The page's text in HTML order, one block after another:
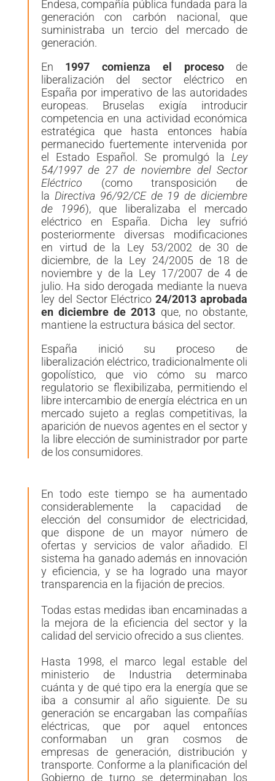
Endesa, compañía pública fundada para la
generación con carbón nacional, que
suministraba un tercio del mercado de
generación.
En 1997 comienza el procesode
liberalización del sector eléctrico en
España por imperativo de las autoridades
europeas. Bruselas exigía introducir
competencia en una actividad económica
estratégica que hasta entonces había
permanecido fuertemente intervenida por
el Estado Español. Se promulgó la Ley
54/1997 de 27 de noviembre del Sector
Eléctrico (como transposición de
la Directiva 96/92/CE de 19 de diciembre
de 1996​), que liberalizaba el mercado
eléctrico en España. Dicha ley sufrió
posteriormente diversas modificaciones
en virtud de la Ley 53/2002 de 30 de
diciembre, de la Ley 24/2005 de 18 de
noviembre y de la Ley 17/2007 de 4 de
julio. Ha sido derogada mediante la nueva
ley del Sector Eléctrico24/2013 aprobada
en diciembre de 2013 que, no obstante,
mantiene la estructura básica del sector.
España inició su proceso de
liberalizacióneléctrico, tradicionalmenteoli
gopolístico, que vio cómo su marco
regulatorio se flexibilizaba, permitiendo el
libre intercambio de energía eléctrica en un
mercado sujeto a reglas competitivas, la
aparición de nuevos agentes en el sector y
la libre elección de suministrador por parte
de los consumidores.
En todo este tiempo se ha aumentado
considerablemente la capacidad de
elección del consumidor de electricidad,
que dispone de un mayor número de
ofertas y servicios de valor añadido. El
sistema ha ganado además en innovación
y eficiencia, y se ha logrado una mayor
transparencia en la fijación de precios.
Todas estas medidas iban encaminadas a
la mejora de la eficiencia del sector y la
calidad del servicio ofrecido a sus clientes.
Hasta 1998, el marco legal estable del
ministerio de Industria determinaba
cuánta y de qué tipo era la energía que se
iba a consumir al año siguiente. De su
generación se encargaban las compañías
eléctricas, que por aquel entonces
conformaban un gran cosmos de
empresas de generación, distribución y
transporte. Conforme a la planificación del
Gobierno de turno se determinaban los